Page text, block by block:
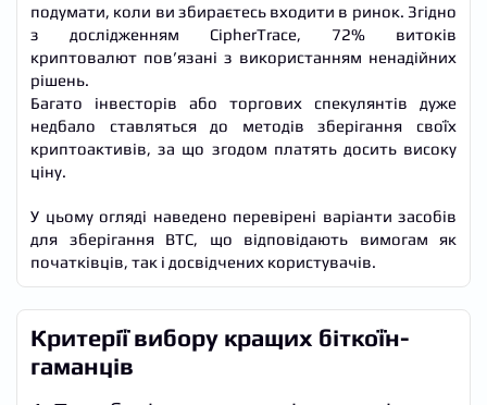
подумати, коли ви збираєтесь входити в ринок. Згідно
з дослідженням CipherTrace, 72% витоків
криптовалют пов’язані з використанням ненадійних
рішень.
Багато інвесторів або торгових спекулянтів дуже
недбало ставляться до методів зберігання своїх
криптоактивів, за що згодом платять досить високу
ціну.
У цьому огляді наведено перевірені варіанти засобів
для зберігання BTC, що відповідають вимогам як
початківців, так і досвідчених користувачів.
Критерії вибору кращих біткоїн-
гаманців